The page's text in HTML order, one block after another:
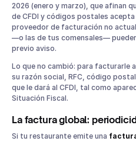
2026 (enero y marzo), que afinan
de CFDI y códigos postales
proveedor de facturación no
—o las de tus comensales—
previo aviso.
Lo que no cambió: para facturarle
su razón social, RFC, código
que le dará al CFDI, tal como
Situación Fiscal.
La factura global:
Si tu restaurante emite una